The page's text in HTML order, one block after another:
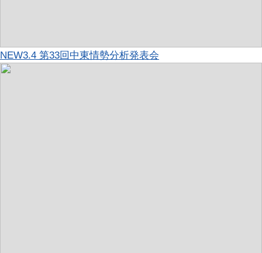
NEW3.4 第33回中東情勢分析発表会